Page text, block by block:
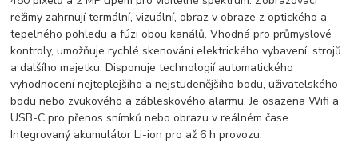
režimy zahrnují termální, vizuální, obraz v obraze z optického a
tepelného pohledu a fúzi obou kanálů. Vhodná pro průmyslové
kontroly, umožňuje rychlé skenování elektrického vybavení, strojů
a dalšího majetku. Disponuje technologií automatického
vyhodnocení nejteplejšího a nejstudenějšího bodu, uživatelského
bodu nebo zvukového a zábleskového alarmu. Je osazena Wifi a
USB-C pro přenos snímků nebo obrazu v reálném čase.
Integrovaný akumulátor Li-ion pro až 6 h provozu.